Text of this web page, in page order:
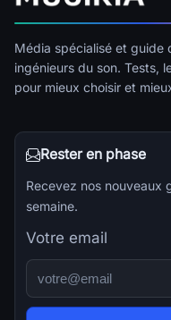
Média spécialisé et guide
ingénieurs du son. Tests,
pour mieux choisir et
Rester en phase
Recevez nos nouveaux
semaine.
Votre email